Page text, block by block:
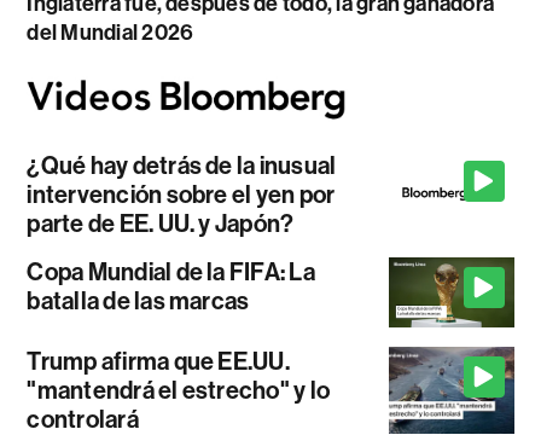
del Mundial 2026
¿Qué hay detrás de la inusual
intervención sobre el yen por
parte de EE. UU. y Japón?
Copa Mundial de la FIFA: La
batalla de las marcas
Trump afirma que EE.UU.
"mantendrá el estrecho" y lo
controlará